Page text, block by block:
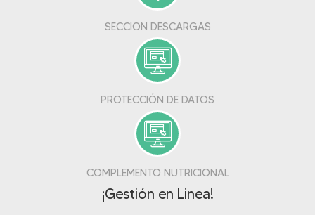
SECCION DESCARGAS
PROTECCIÓN DE DATOS
COMPLEMENTO NUTRICIONAL
¡Gestión en Linea!